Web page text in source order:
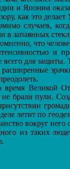
и Японии
как это
случаев,
в запаянных
что
и
всего для защиты.
Великой
не брали пули.
летит по
вокруг него
из таких